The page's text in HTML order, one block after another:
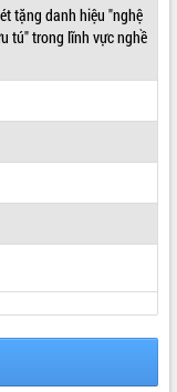
tặng danh hiệu "nghệ
tú" trong lĩnh vực nghề